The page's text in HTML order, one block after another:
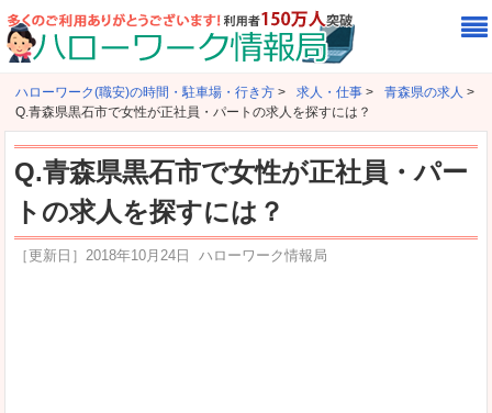
ハローワーク(職安)の時間・駐車場・行き方 > 求人・仕事 > 青森県の求人 >
Q.青森県黒石市で女性が正社員・パートの求人を探すには？
Q.青森県黒石市で女性が正社員・パー
トの求人を探すには？
［更新日］ 2018年10月24日 ハローワーク情報局